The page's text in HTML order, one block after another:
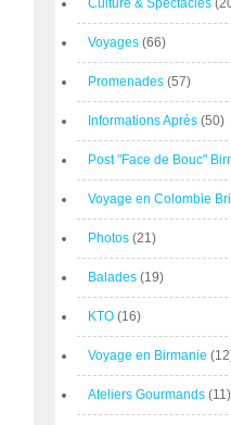
Culture & Spectacles
Voyages (66)
Promenades (57)
Informations Après (50)
Post "Face de Bouc"
Voyage en Colombie
Photos (21)
Balades (19)
KTO (16)
Voyage en Birmanie
Ateliers Gourmands (11)